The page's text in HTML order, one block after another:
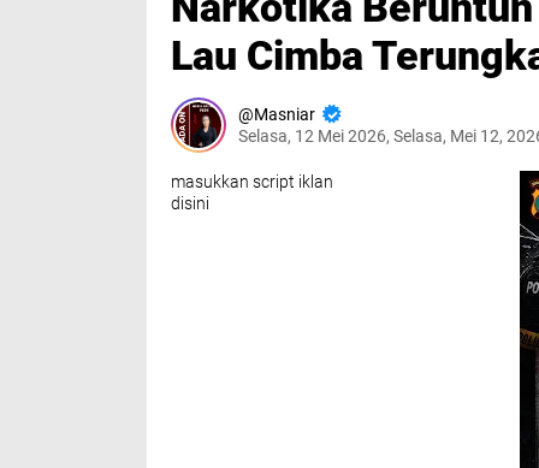
Lau Cimba
Masniar
Selasa, 12 Mei 2026, Selasa, Mei 12,
masukkan script iklan
disini